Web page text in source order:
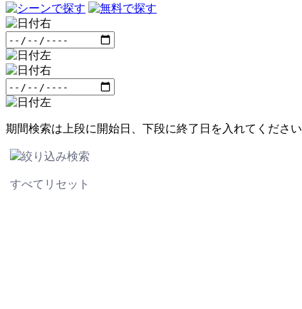
期間検索は上段に開始日、下段に終了日を入れてください
絞り込み検索
すべてリセット